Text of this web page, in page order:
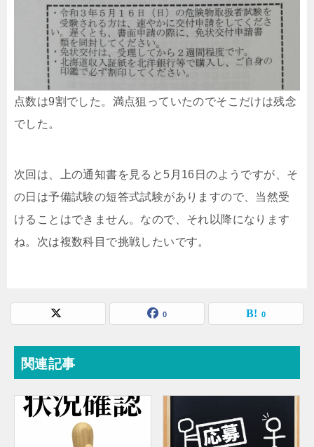
点数は9割でした。満点狙っていたのでそこだけは残念
でした。
次回は、上の通知書を見ると5月16日のようですが、そ
の日は予備試験の短答式試験がありますので、当然受
けることはできません。なので、それ以降になります
ね。次は複数科目で挑戦したいです。
0 0
関連記事